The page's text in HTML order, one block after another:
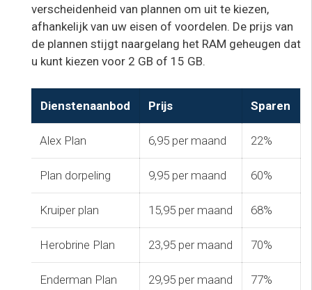
verscheidenheid van plannen om uit te kiezen,
afhankelijk van uw eisen of voordelen. De prijs van
de plannen stijgt naargelang het RAM geheugen dat
u kunt kiezen voor 2 GB of 15 GB.
Dienstenaanbod Prijs Sparen
Alex Plan 6,95 per maand 22%
Plan dorpeling 9,95 per maand 60%
Kruiper plan 15,95 per maand 68%
Herobrine Plan 23,95 per maand 70%
Enderman Plan 29,95 per maand 77%